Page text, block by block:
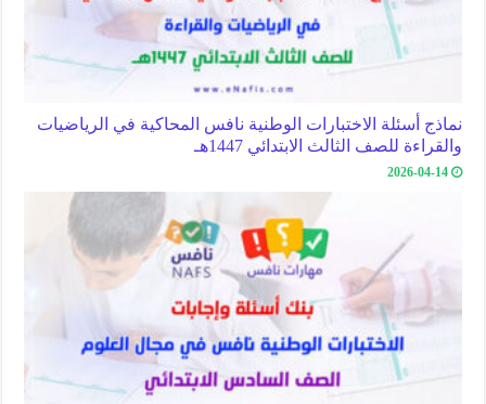
نماذج أسئلة الاختبارات الوطنية نافس المحاكية في الرياضيات
والقراءة للصف الثالث الابتدائي 1447هـ
2026-04-14